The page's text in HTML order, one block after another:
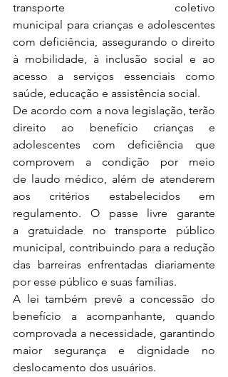
transporte coletivo
municipal para crianças e adolescentes
com deficiência, assegurando o direito
à mobilidade, à inclusão social e ao
acesso a serviços essenciais como
saúde, educação e assistência social.
De acordo com a nova legislação, terão
direito ao benefício crianças e
adolescentes com deficiência que
comprovem a condição por meio
de laudo médico, além de atenderem
aos critérios estabelecidos em
regulamento. O passe livre garante
a gratuidade no transporte público
municipal, contribuindo para a redução
das barreiras enfrentadas diariamente
por esse público e suas famílias.
A lei também prevê a concessão do
benefício a acompanhante, quando
comprovada a necessidade, garantindo
maior segurança e dignidade no
deslocamento dos usuários.